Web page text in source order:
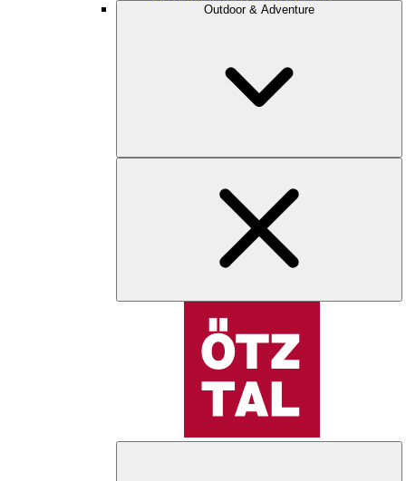
Outdoor & Adventure